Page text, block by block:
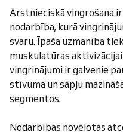
Ārstnieciskā vingrošana
nodarbība, kurā
svaru. Īpaša uzmanība
muskulatūras aktivizācijai
vingrinājumi ir galvenie
stīvuma un sāpju
segmentos.
Nodarbības novēlotās